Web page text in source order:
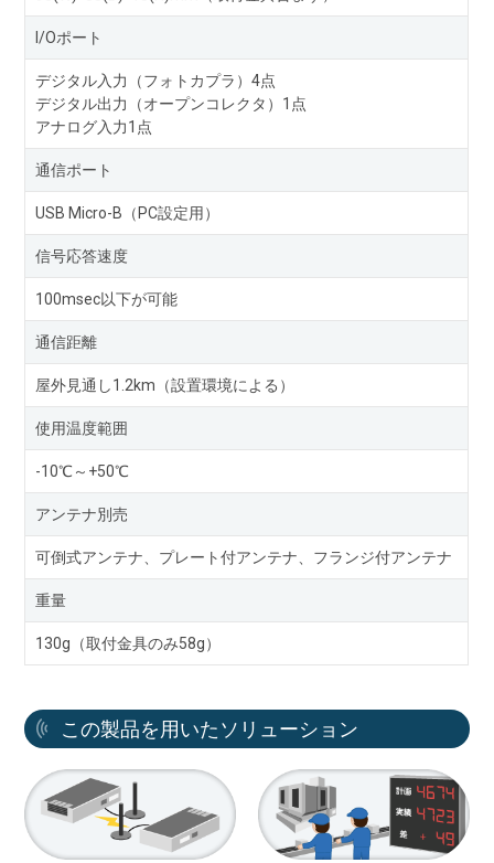
I/Oポート
デジタル入力（フォトカプラ）4点
デジタル出力（オープンコレクタ）1点
アナログ入力1点
通信ポート
USB Micro-B（PC設定用）
信号応答速度
100msec以下が可能
通信距離
屋外見通し1.2km（設置環境による）
使用温度範囲
-10℃～+50℃
アンテナ別売
可倒式アンテナ、プレート付アンテナ、フランジ付アンテナ
重量
130g（取付金具のみ58g）
この製品を用いたソリューション